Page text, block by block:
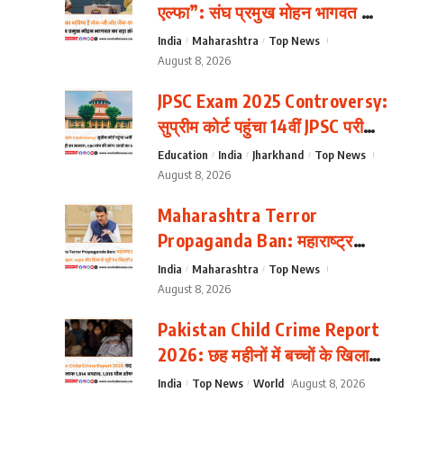
एल्फा”: संघ प्रमुख मोहन भागवत का
बड़ा संदेश
India Maharashtra
Top News
August 8, 2026
JPSC Exam 2025 Controversy:
सुप्रीम कोर्ट पहुंचा 14वीं JPSC परीक्षा
में कथित गड़बड़ी का मामला, CBI जांच
की मांग; छात्रों का आंदोलन जारी
Education India Jharkhand
Top News
August 8, 2026
Maharashtra Terror
Propaganda Ban: महाराष्ट्र
सरकार का बड़ा एक्शन, IS-ISKP,
AQIS और हिज्ब से जुड़ी 114 जिहादी
India Maharashtra
Top News
August 8, 2026
Pakistan Child Crime Report
2026: छह महीनों में बच्चों के खिलाफ
1,914 अपराध, 1,015 यौन शोषण के
India Top News World August 8, 2026